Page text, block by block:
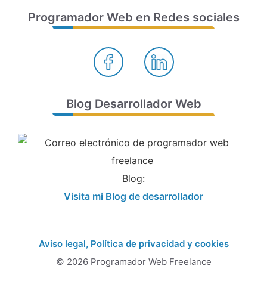
Programador Web en Redes sociales
Blog Desarrollador Web
Blog:
Visita mi Blog de desarrollador
Aviso legal, Política de privacidad y cookies
© 2026 Programador Web Freelance